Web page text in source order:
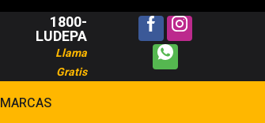
1800-
LUDEPA
Llama
Gratis
MARCAS